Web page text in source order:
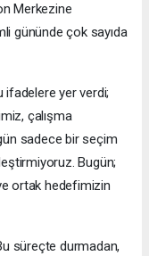
Merkezine
gününde çok sayıda
ifadelere yer verdi;
çalışma
sadece bir seçim
Bugün;
ortak hedefimizin
süreçte durmadan,